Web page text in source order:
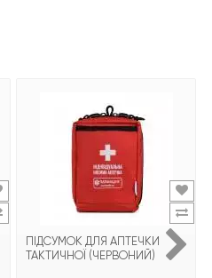
ПІДСУМОК ДЛЯ АПТЕЧКИ
ТАКТИЧНОЇ (ЧЕРВОНИЙ)